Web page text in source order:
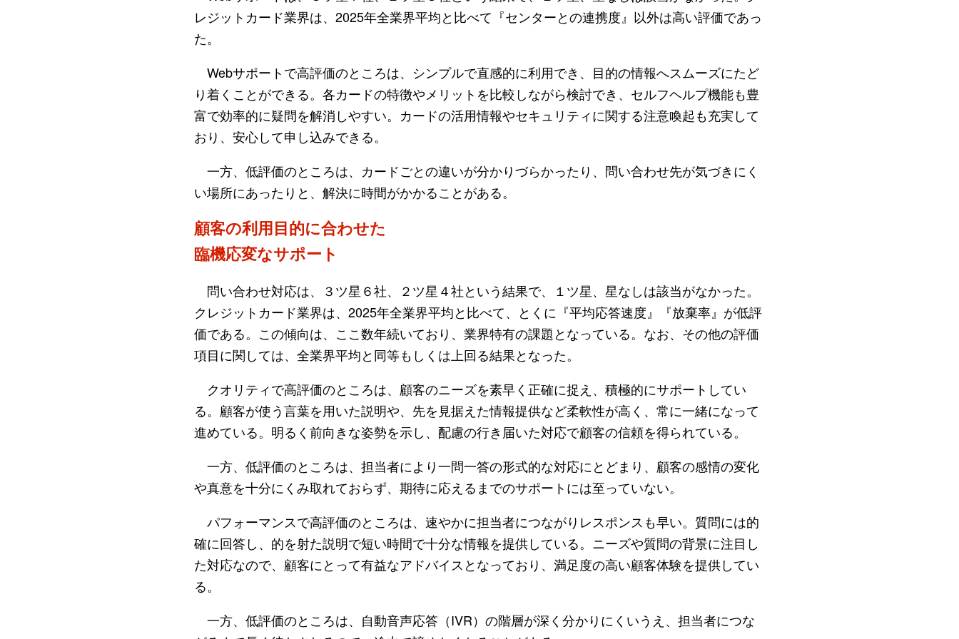
レジットカード業界は、2025年全業界平均と比べて『センターとの連携度』以外は高い評価であっ
た。
Webサポートで高評価のところは、シンプルで直感的に利用でき、目的の情報へスムーズにたど
り着くことができる。各カードの特徴やメリットを比較しながら検討でき、セルフヘルプ機能も豊
富で効率的に疑問を解消しやすい。カードの活用情報やセキュリティに関する注意喚起も充実して
おり、安心して申し込みできる。
一方、低評価のところは、カードごとの違いが分かりづらかったり、問い合わせ先が気づきにく
い場所にあったりと、解決に時間がかかることがある。
顧客の利用目的に合わせた
臨機応変なサポート
問い合わせ対応は、３ツ星６社、２ツ星４社という結果で、１ツ星、星なしは該当がなかった。
クレジットカード業界は、2025年全業界平均と比べて、とくに『平均応答速度』『放棄率』が低評
価である。この傾向は、ここ数年続いており、業界特有の課題となっている。なお、その他の評価
項目に関しては、全業界平均と同等もしくは上回る結果となった。
クオリティで高評価のところは、顧客のニーズを素早く正確に捉え、積極的にサポートしてい
る。顧客が使う言葉を用いた説明や、先を見据えた情報提供など柔軟性が高く、常に一緒になって
進めている。明るく前向きな姿勢を示し、配慮の行き届いた対応で顧客の信頼を得られている。
一方、低評価のところは、担当者により一問一答の形式的な対応にとどまり、顧客の感情の変化
や真意を十分にくみ取れておらず、期待に応えるまでのサポートには至っていない。
パフォーマンスで高評価のところは、速やかに担当者につながりレスポンスも早い。質問には的
確に回答し、的を射た説明で短い時間で十分な情報を提供している。ニーズや質問の背景に注目し
た対応なので、顧客にとって有益なアドバイスとなっており、満足度の高い顧客体験を提供してい
る。
一方、低評価のところは、自動音声応答（IVR）の階層が深く分かりにくいうえ、担当者につな